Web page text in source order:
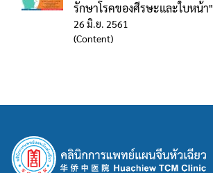
รักษาโรคของศีรษะและใบหน้า"
26 มิ.ย. 2561
(Content)